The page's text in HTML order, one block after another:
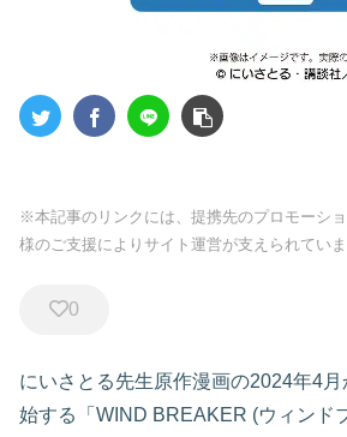
※本記事のリンクには、提携先のプロモーシ
様のご支援によりサイト運営が支えられていま
0
にいさとる先生原作漫画の2024年4
始する「WIND BREAKER (ウィンド